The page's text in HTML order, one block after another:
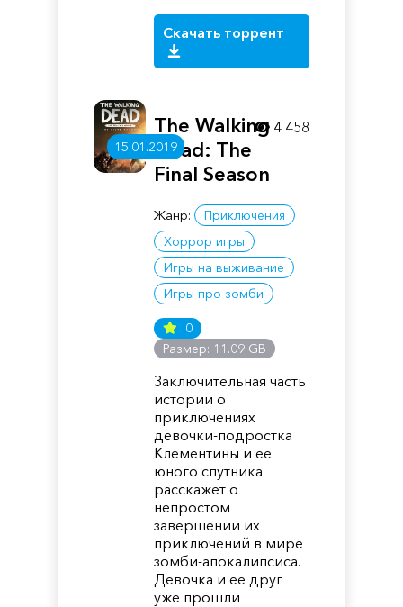
Скачать торрент
15.01.2019
The Walking
Dead: The
Final Season
Жанр:
Приключения
Хоррор игры
Игры на выживание
Игры про зомби
0
Размер: 11.09 GB
Заключительная часть
истории о
приключениях
девочки-подростка
Клементины и ее
юного спутника
расскажет о
непростом
завершении их
приключений в мире
зомби-апокалипсиса.
Девочка и ее друг
уже прошли
4 458